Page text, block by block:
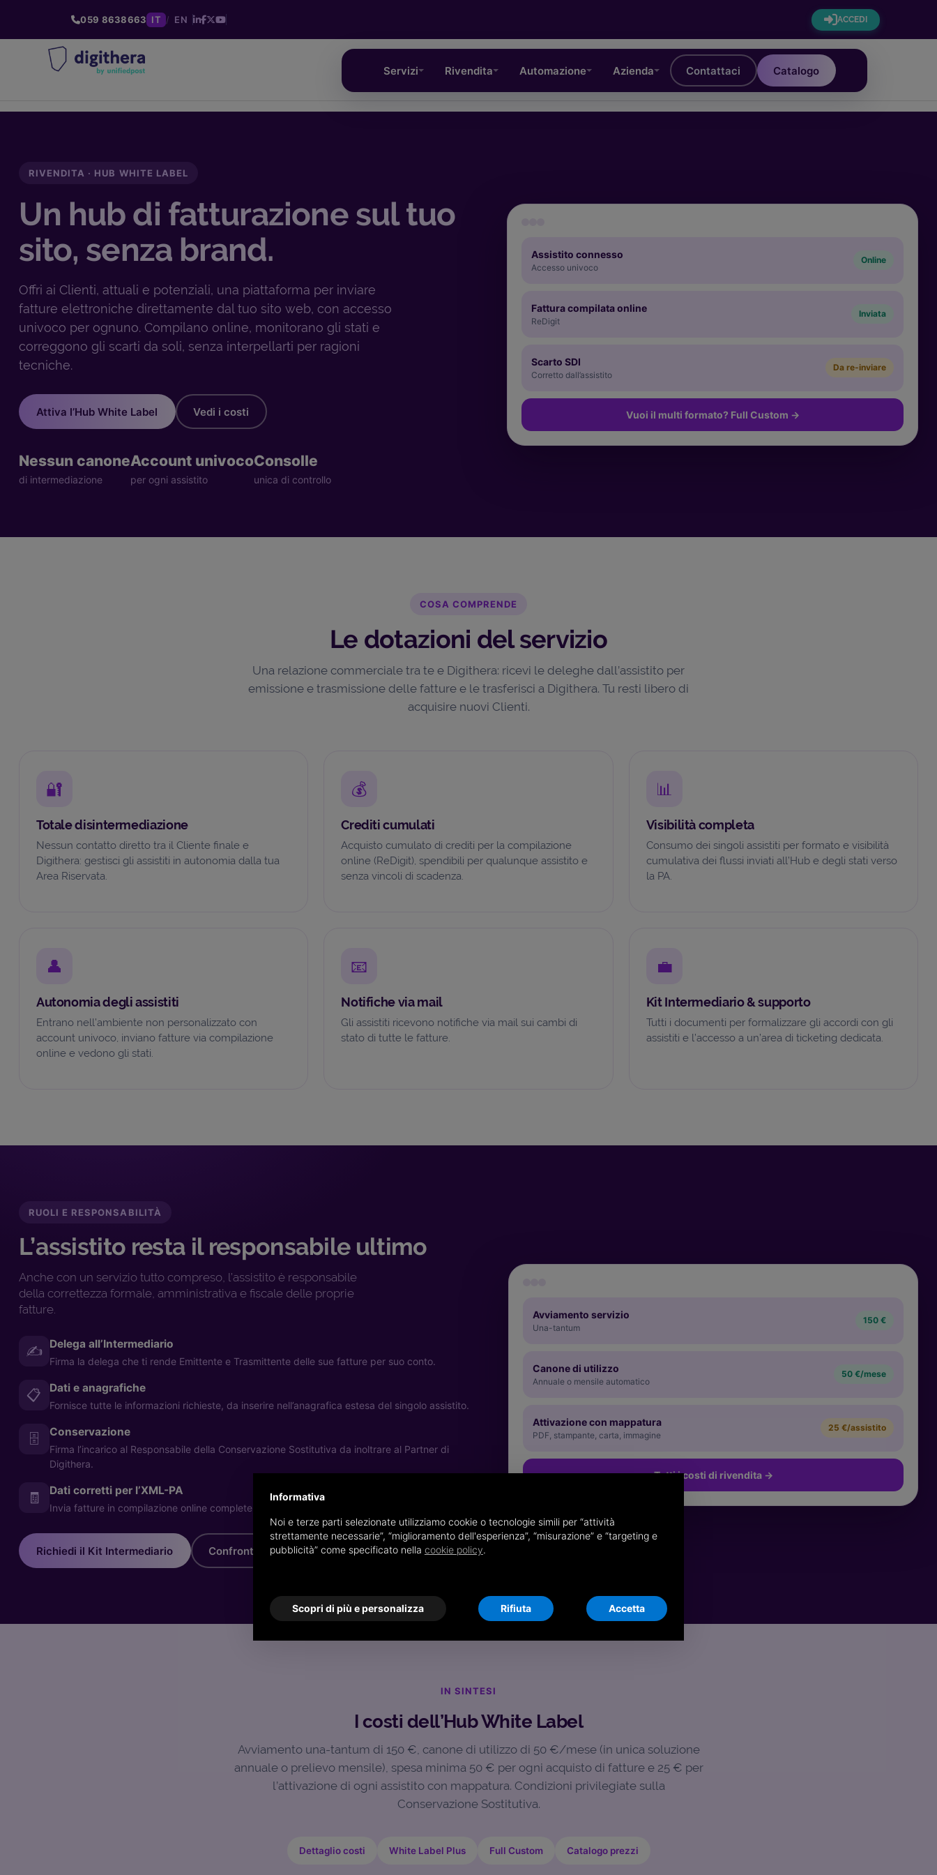
059 8638663 IT / EN ACCEDI
Servizi Rivendita Automazione Azienda Contattaci Catalogo
RIVENDITA · HUB WHITE LABEL
Un hub di fatturazione sul tuo
sito, senza brand.
Offri ai Clienti, attuali e potenziali, una piattaforma per inviare
fatture elettroniche direttamente dal tuo sito web, con accesso
univoco per ognuno. Compilano online, monitorano gli stati e
correggono gli scarti da soli, senza interpellarti per ragioni
tecniche.
Attiva l’Hub White Label Vedi i costi
Nessun canone
di intermediazione
Account univoco
per ogni assistito
Consolle
unica di controllo
Assistito connesso
Accesso univoco
Online
Fattura compilata online
ReDigit
Inviata
Scarto SDI
Corretto dall’assistito
Da re-inviare
Vuoi il multi formato? Full Custom →
COSA COMPRENDE
Le dotazioni del servizio
Una relazione commerciale tra te e Digithera: ricevi le deleghe dall’assistito per
emissione e trasmissione delle fatture e le trasferisci a Digithera. Tu resti libero di
acquisire nuovi Clienti.
🔐
Totale disintermediazione
Nessun contatto diretto tra il Cliente finale e
Digithera: gestisci gli assistiti in autonomia dalla tua
Area Riservata.
💰
Crediti cumulati
Acquisto cumulato di crediti per la compilazione
online (ReDigit), spendibili per qualunque assistito e
senza vincoli di scadenza.
📊
Visibilità completa
Consumo dei singoli assistiti per formato e visibilità
cumulativa dei flussi inviati all’Hub e degli stati verso
la PA.
👤
Autonomia degli assistiti
Entrano nell’ambiente non personalizzato con
account univoco, inviano fatture via compilazione
online e vedono gli stati.
📧
Notifiche via mail
Gli assistiti ricevono notifiche via mail sui cambi di
stato di tutte le fatture.
💼
Kit Intermediario & supporto
Tutti i documenti per formalizzare gli accordi con gli
assistiti e l’accesso a un’area di ticketing dedicata.
RUOLI E RESPONSABILITÀ
L’assistito resta il responsabile ultimo
Anche con un servizio tutto compreso, l’assistito è responsabile
della correttezza formale, amministrativa e fiscale delle proprie
fatture.
✍️ Delega all’Intermediario
Firma la delega che ti rende Emittente e Trasmittente delle sue fatture per suo conto.
📋 Dati e anagrafiche
Fornisce tutte le informazioni richieste, da inserire nell’anagrafica estesa del singolo assistito.
🗄️ Conservazione
Firma l’incarico al Responsabile della Conservazione Sostitutiva da inoltrare al Partner di
Digithera.
🧾 Dati corretti per l’XML-PA
Invia fatture in compilazione online complete, per evitare scarti da mancanza di conformità.
Richiedi il Kit Intermediario Confronta gli scenari
Avviamento servizio
Una-tantum
150 €
Canone di utilizzo
Annuale o mensile automatico
50 €/mese
Attivazione con mappatura
PDF, stampante, carta, immagine
25 €/assistito
Tutti i costi di rivendita →
IN SINTESI
I costi dell’Hub White Label
Avviamento una-tantum di 150 €, canone di utilizzo di 50 €/mese (in unica soluzione
annuale o prelievo mensile), spesa minima 50 € per ogni acquisto di fatture e 25 € per
l’attivazione di ogni assistito con mappatura. Condizioni privilegiate sulla
Conservazione Sostitutiva.
Dettaglio costi White Label Plus Full Custom Catalogo prezzi
Informativa
Noi e terze parti selezionate utilizziamo cookie o tecnologie simili per “attività
strettamente necessarie”, “miglioramento dell'esperienza”, “misurazione” e “targeting e
pubblicità” come specificato nella cookie policy.
Scopri di più e personalizza Rifiuta Accetta